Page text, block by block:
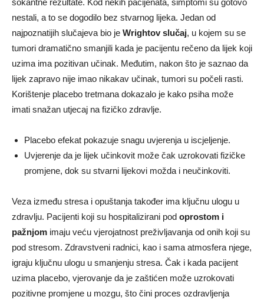
nestali, a to se dogodilo bez stvarnog lijeka. Jedan od
najpoznatijih slučajeva bio je Wrightov slučaj, u kojem su se
tumori dramatično smanjili kada je pacijentu rečeno da lijek koji
uzima ima pozitivan učinak. Međutim, nakon što je saznao da
lijek zapravo nije imao nikakav učinak, tumori su počeli rasti.
Korištenje placebo tretmana dokazalo je kako psiha može
imati snažan utjecaj na fizičko zdravlje.
Placebo efekat pokazuje snagu uvjerenja u iscjeljenje.
Uvjerenje da je lijek učinkovit može čak uzrokovati fizičke
promjene, dok su stvarni lijekovi možda i neučinkoviti.
Veza između stresa i opuštanja također ima ključnu ulogu u
zdravlju. Pacijenti koji su hospitalizirani pod oprostom i
pažnjom imaju veću vjerojatnost preživljavanja od onih koji su
pod stresom. Zdravstveni radnici, kao i sama atmosfera njege,
igraju ključnu ulogu u smanjenju stresa. Čak i kada pacijent
uzima placebo, vjerovanje da je zaštićen može uzrokovati
pozitivne promjene u mozgu, što čini proces ozdravljenja